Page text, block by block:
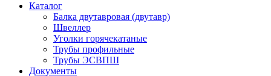
Каталог
Балка двутавровая (двутавр)
Швеллер
Уголки горячекатаные
Трубы профильные
Трубы ЭСВПШ
Документы